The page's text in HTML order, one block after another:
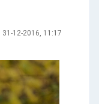
31-12-2016, 11:17